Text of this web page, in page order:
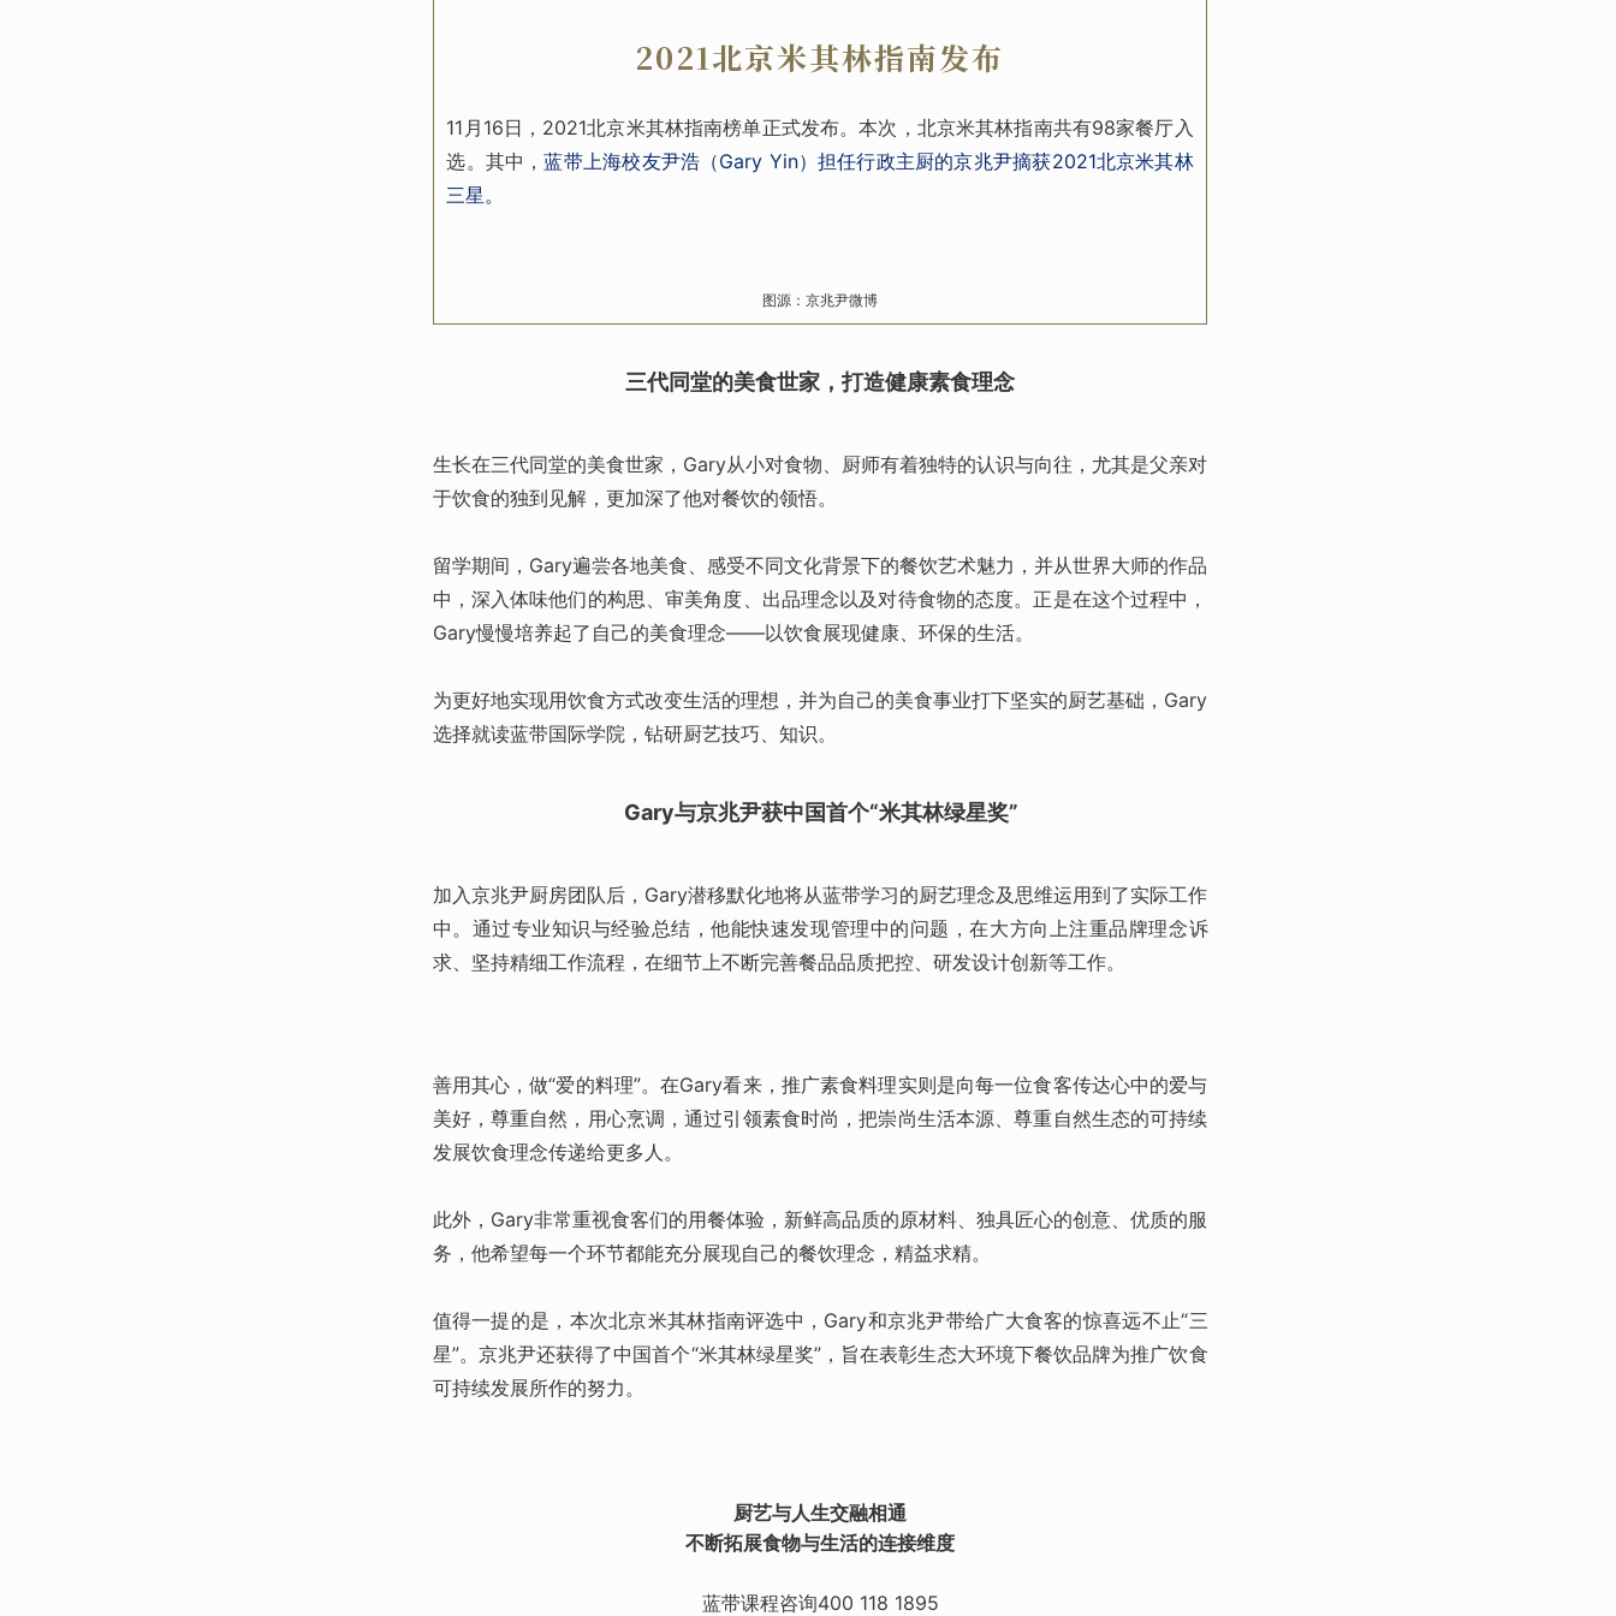
2021北京米其林指南发布
11月16日，2021北京米其林指南榜单正式发布。本次，北京米其林指南共有98家餐厅入
选。其中，蓝带上海校友尹浩（Gary Yin）担任行政主厨的京兆尹摘获2021北京米其林
三星。
图源：京兆尹微博
三代同堂的美食世家，打造健康素食理念
生长在三代同堂的美食世家，Gary从小对食物、厨师有着独特的认识与向往，尤其是父亲对
于饮食的独到见解，更加深了他对餐饮的领悟。
留学期间，Gary遍尝各地美食、感受不同文化背景下的餐饮艺术魅力，并从世界大师的作品
中，深入体味他们的构思、审美角度、出品理念以及对待食物的态度。正是在这个过程中，
Gary慢慢培养起了自己的美食理念——以饮食展现健康、环保的生活。
为更好地实现用饮食方式改变生活的理想，并为自己的美食事业打下坚实的厨艺基础，Gary
选择就读蓝带国际学院，钻研厨艺技巧、知识。
Gary与京兆尹获中国首个“米其林绿星奖”
加入京兆尹厨房团队后，Gary潜移默化地将从蓝带学习的厨艺理念及思维运用到了实际工作
中。通过专业知识与经验总结，他能快速发现管理中的问题，在大方向上注重品牌理念诉
求、坚持精细工作流程，在细节上不断完善餐品品质把控、研发设计创新等工作。
善用其心，做“爱的料理”。在Gary看来，推广素食料理实则是向每一位食客传达心中的爱与
美好，尊重自然，用心烹调，通过引领素食时尚，把崇尚生活本源、尊重自然生态的可持续
发展饮食理念传递给更多人。
此外，Gary非常重视食客们的用餐体验，新鲜高品质的原材料、独具匠心的创意、优质的服
务，他希望每一个环节都能充分展现自己的餐饮理念，精益求精。
值得一提的是，本次北京米其林指南评选中，Gary和京兆尹带给广大食客的惊喜远不止“三
星”。京兆尹还获得了中国首个“米其林绿星奖”，旨在表彰生态大环境下餐饮品牌为推广饮食
可持续发展所作的努力。
厨艺与人生交融相通
不断拓展食物与生活的连接维度
蓝带课程咨询400 118 1895